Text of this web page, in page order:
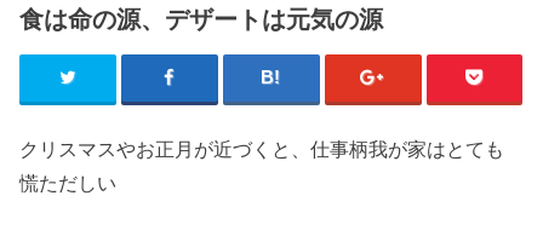
食は命の源、デザートは元気の源
クリスマスやお正月が近づくと、仕事柄我が家はとても
慌ただしい